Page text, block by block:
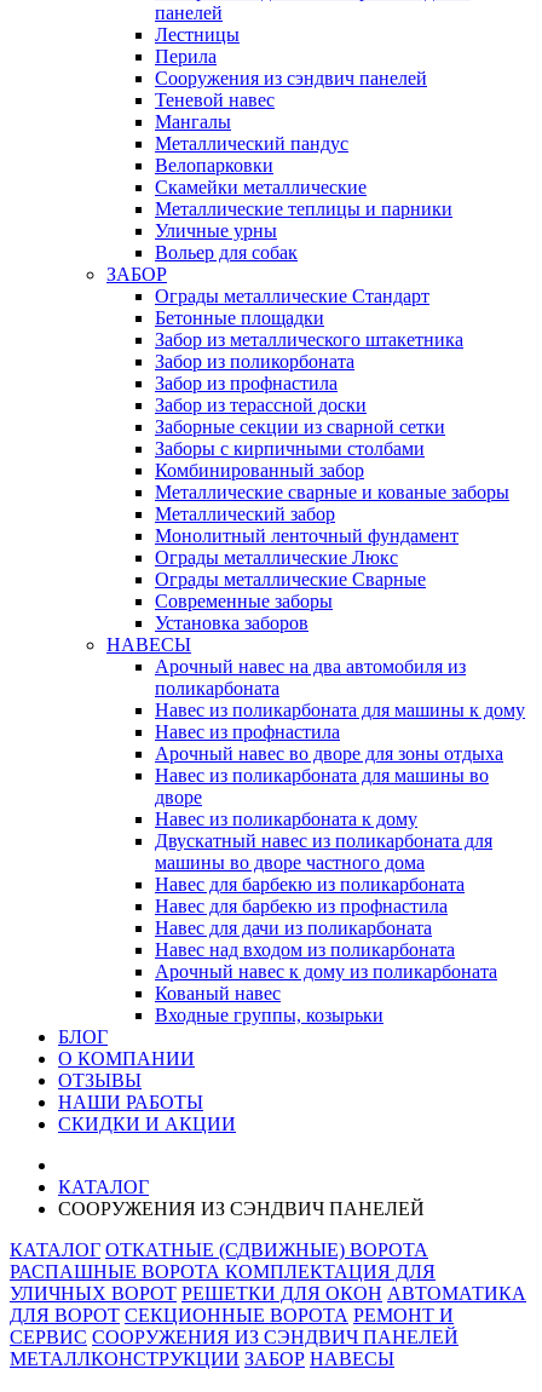
панелей
Лестницы
Перила
Сооружения из сэндвич панелей
Теневой навес
Мангалы
Металлический пандус
Велопарковки
Скамейки металлические
Металлические теплицы и парники
Уличные урны
Вольер для собак
ЗАБОР
Ограды металлические Стандарт
Бетонные площадки
Забор из металлического штакетника
Забор из поликорбоната
Забор из профнастила
Забор из терассной доски
Заборные секции из сварной сетки
Заборы с кирпичными столбами
Комбинированный забор
Металлические сварные и кованые заборы
Металлический забор
Монолитный ленточный фундамент
Ограды металлические Люкс
Ограды металлические Сварные
Современные заборы
Установка заборов
НАВЕСЫ
Арочный навес на два автомобиля из
поликарбоната
Навес из поликарбоната для машины к дому
Навес из профнастила
Арочный навес во дворе для зоны отдыха
Навес из поликарбоната для машины во
дворе
Навес из поликарбоната к дому
Двускатный навес из поликарбоната для
машины во дворе частного дома
Навес для барбекю из поликарбоната
Навес для барбекю из профнастила
Навес для дачи из поликарбоната
Навес над входом из поликарбоната
Арочный навес к дому из поликарбоната
Кованый навес
Входные группы, козырьки
БЛОГ
О КОМПАНИИ
ОТЗЫВЫ
НАШИ РАБОТЫ
СКИДКИ И АКЦИИ
КАТАЛОГ
СООРУЖЕНИЯ ИЗ СЭНДВИЧ ПАНЕЛЕЙ
КАТАЛОГ ОТКАТНЫЕ (СДВИЖНЫЕ) ВОРОТА
РАСПАШНЫЕ ВОРОТА КОМПЛЕКТАЦИЯ ДЛЯ
УЛИЧНЫХ ВОРОТ РЕШЕТКИ ДЛЯ ОКОН АВТОМАТИКА
ДЛЯ ВОРОТ СЕКЦИОННЫЕ ВОРОТА РЕМОНТ И
СЕРВИС СООРУЖЕНИЯ ИЗ СЭНДВИЧ ПАНЕЛЕЙ
МЕТАЛЛКОНСТРУКЦИИ ЗАБОР НАВЕСЫ